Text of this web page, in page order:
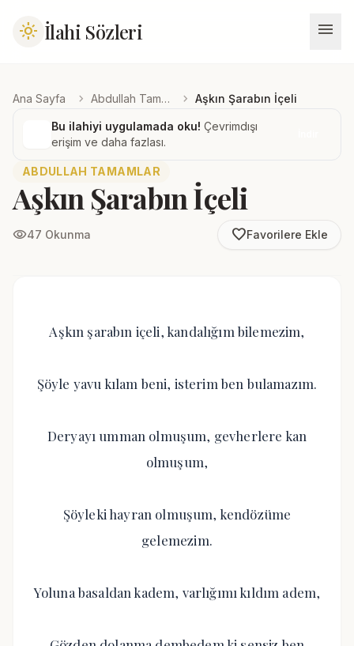
light_mode İlahi Sözleri menu
Ana Sayfa chevron_right Abdullah Tamamlar chevron_right Aşkın Şarabın İçeli
Bu ilahiyi uygulamada oku! Çevrimdışı
erişim ve daha fazlası.
ABDULLAH TAMAMLAR
Aşkın Şarabın İçeli
visibility47 Okunma favorite_borderFavorilere Ekle
Aşkın şarabın içeli, kandalığım bilemezim,
Şöyle yavu kılam beni, isterim ben bulamazım.
Deryayı umman olmuşum, gevherlere kan
olmuşum,
Şöyleki hayran olmuşum, kendözüme
gelemezim.
Yoluna basaldan kadem, varlığımı kıldım adem,